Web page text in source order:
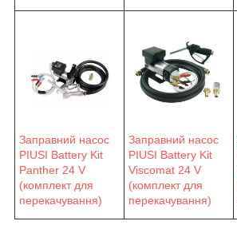
Заправний насос
PIUSI Battery Kit
Panther 24 V
(комплект для
перекачування)
Заправний насос
PIUSI Battery Kit
Viscomat 24 V
(комплект для
перекачування)